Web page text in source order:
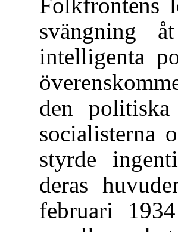
Folkfrontens
svängning
intelligenta
den politiska
socialisterna
styrde
deras
februari